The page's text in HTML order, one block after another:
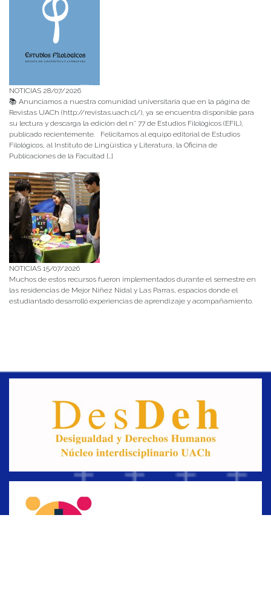
NOTICIAS 28/07/2026
📚 Anunciamos a nuestra comunidad universitaria que en la página de
Revistas UACh (http://revistas.uach.cl/), ya se encuentra disponible para
su lectura y descarga la edición del n° 77 de Estudios Filológicos (EFIL),
publicado recientemente. Felicitamos al equipo editorial de Estudios
Filológicos, al Instituto de Lingüística y Literatura, la Oficina de
Publicaciones de la Facultad […]
NOTICIAS 15/07/2026
Muchos de estos recursos fueron implementados durante el semestre en
las residencias de Mejor Niñez Nidal y Las Parras, espacios donde el
estudiantado desarrolló experiencias de aprendizaje y acompañamiento.